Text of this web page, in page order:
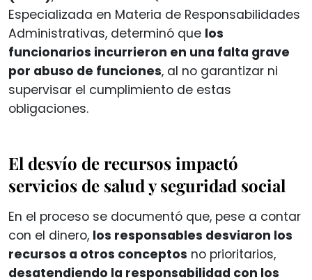
Especializada en Materia de Responsabilidades
Administrativas, determinó que los
funcionarios incurrieron en una falta grave
por abuso de funciones, al no garantizar ni
supervisar el cumplimiento de estas
obligaciones.
El desvío de recursos impactó
servicios de salud y seguridad social
En el proceso se documentó que, pese a contar
con el dinero, los responsables desviaron los
recursos a otros conceptos no prioritarios,
desatendiendo la responsabilidad con los